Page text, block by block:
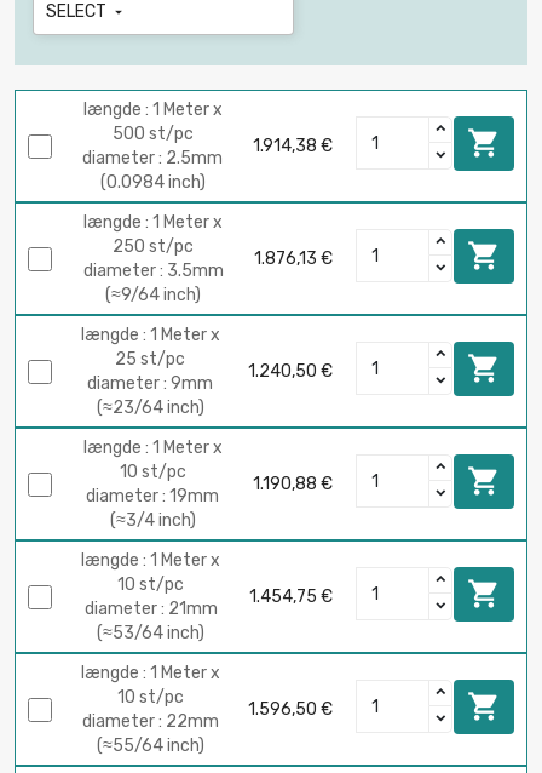
SELECT 
længde : 1 Meter x
500 st/pc
diameter : 2.5mm
(0.0984 inch)
1.914,38 € 
længde : 1 Meter x
250 st/pc
diameter : 3.5mm
(≈9/64 inch)
1.876,13 € 
længde : 1 Meter x
25 st/pc
diameter : 9mm
(≈23/64 inch)
1.240,50 € 
længde : 1 Meter x
10 st/pc
diameter : 19mm
(≈3/4 inch)
1.190,88 € 
længde : 1 Meter x
10 st/pc
diameter : 21mm
(≈53/64 inch)
1.454,75 € 
længde : 1 Meter x
10 st/pc
diameter : 22mm
(≈55/64 inch)
1.596,50 € 